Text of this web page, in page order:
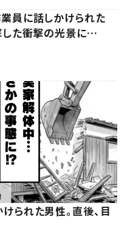
員に話しかけられた
した衝撃の光景に…
られた男性。直後、目